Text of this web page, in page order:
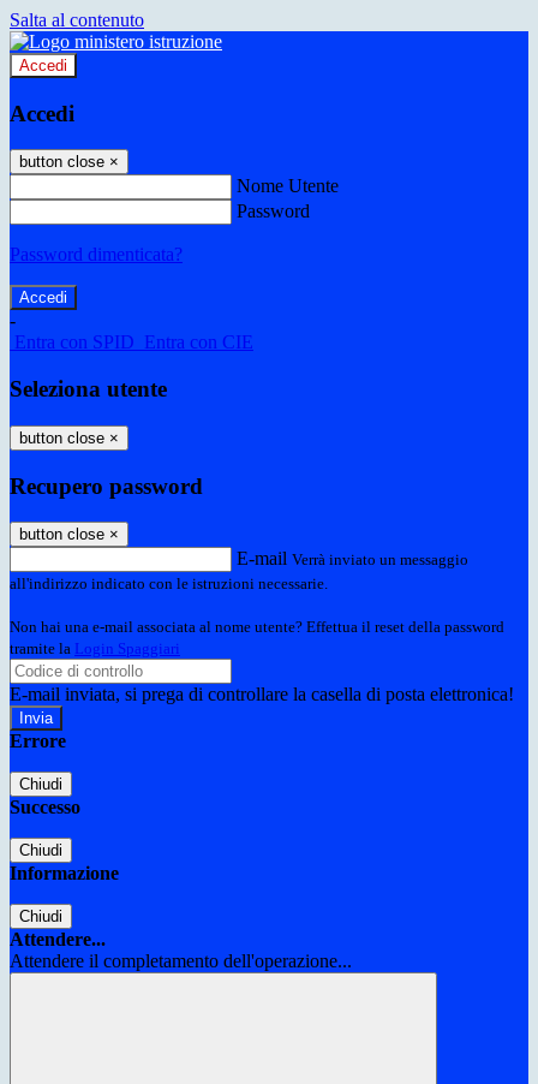
Salta al contenuto
Accedi
Accedi
button close ×
Nome Utente
Password
Password dimenticata?
-
Entra con SPID Entra con CIE
Seleziona utente
button close ×
Recupero password
button close ×
E-mail Verrà inviato un messaggio
all'indirizzo indicato con le istruzioni necessarie.
Non hai una e-mail associata al nome utente? Effettua il reset della password
tramite la Login Spaggiari
E-mail inviata, si prega di controllare la casella di posta elettronica!
Errore
Chiudi
Successo
Chiudi
Informazione
Chiudi
Attendere...
Attendere il completamento dell'operazione...